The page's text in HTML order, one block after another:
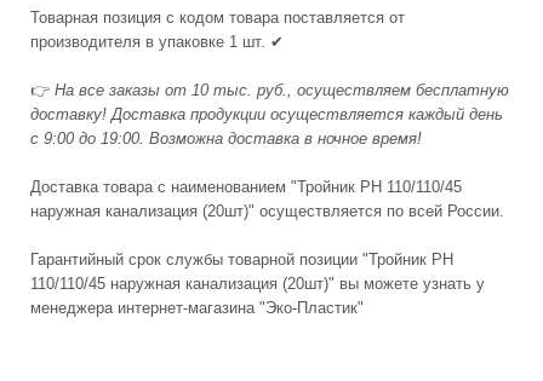
Товарная позиция с кодом товара поставляется от
производителя в упаковке 1 шт. ✔
👉 На все заказы от 10 тыс. руб., осуществляем бесплатную
доставку! Доставка продукции осуществляется каждый день
с 9:00 до 19:00. Возможна доставка в ночное время!
Доставка товара с наименованием "Тройник PH 110/110/45
наружная канализация (20шт)" осуществляется по всей России.
Гарантийный срок службы товарной позиции "Тройник PH
110/110/45 наружная канализация (20шт)" вы можете узнать у
менеджера интернет-магазина "Эко-Пластик"